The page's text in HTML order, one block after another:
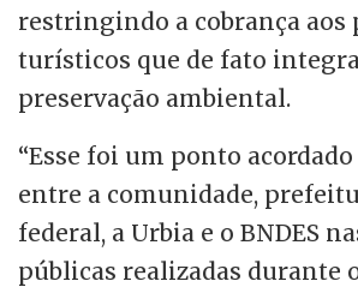
restringindo a cobrança aos
turísticos que de fato
preservação ambiental.
“Esse foi um ponto
entre a comunidade,
federal, a Urbia e o BNDES
públicas realizadas durante